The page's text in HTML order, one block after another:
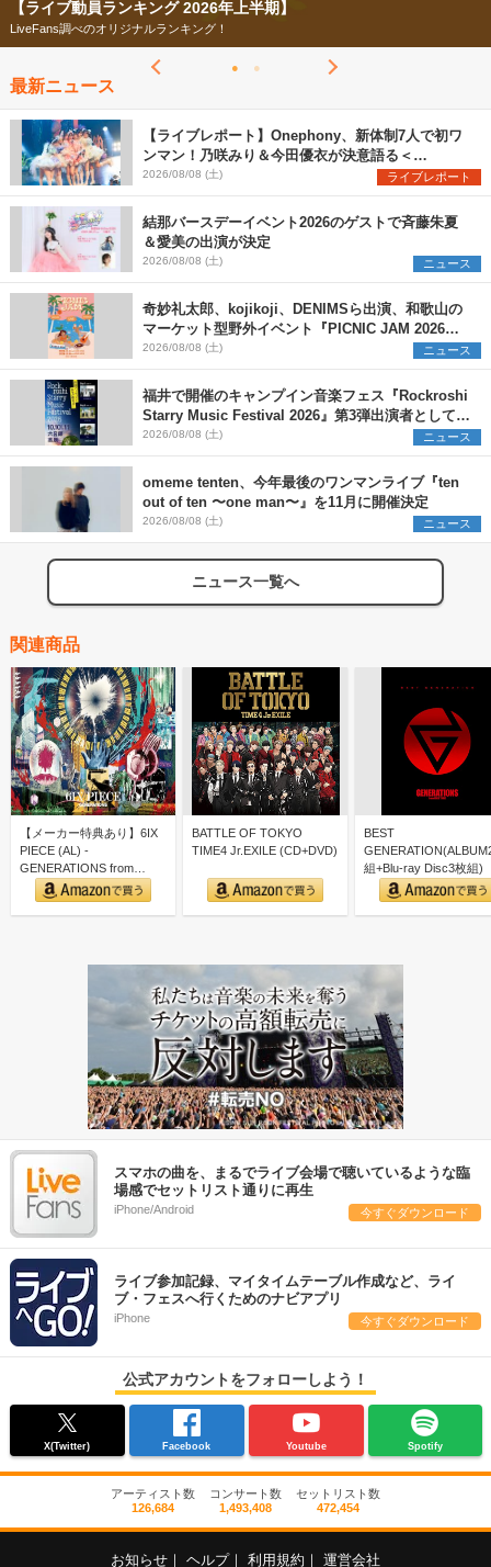
【ライブ動員ランキング 2026年上半期】
LiveFans調べのオリジナルランキング！
最新ニュース
【ライブレポート】Onephony、新体制7人で初ワ
ンマン！乃咲みり＆今田優衣が決意語る＜
Onephony新体制1st Oneman Live はじまりの夏
＞
2026/08/08 (土) ライブレポート
結那バースデーイベント2026のゲストで斉藤朱夏
＆愛美の出演が決定
2026/08/08 (土) ニュース
奇妙礼太郎、kojikoji、DENIMSら出演、和歌山の
マーケット型野外イベント『PICNIC JAM 2026』
早割チケット発売開始
2026/08/08 (土) ニュース
福井で開催のキャンプイン音楽フェス『Rockroshi
Starry Music Festival 2026』第3弾出演者として
SCOOBIE DO、かりゆし58、Reiを発表
2026/08/08 (土) ニュース
omeme tenten、今年最後のワンマンライブ『ten
out of ten 〜one man〜』を11月に開催決定
2026/08/08 (土) ニュース
ニュース一覧へ
関連商品
【メーカー特典あり】6IX
PIECE (AL) -
GENERATIONS from
EXILE…
BATTLE OF TOKYO
TIME4 Jr.EXILE (CD+DVD)
BEST
組+Blu-ray Disc3枚組)
スマホの曲を、まるでライブ会場で聴いているような臨
場感でセットリスト通りに再生
iPhone/Android 今すぐダウンロード
ライブ参加記録、マイタイムテーブル作成など、ライ
ブ・フェスへ行くためのナビアプリ
iPhone 今すぐダウンロード
公式アカウントをフォローしよう！
X(Twitter) Facebook Youtube Spotify
アーティスト数
126,684
コンサート数
1,493,408
セットリスト数
472,454
お知らせ ヘルプ 利用規約 運営会社